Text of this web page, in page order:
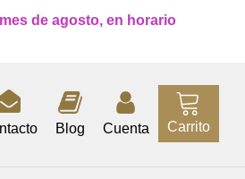
de agosto, en horario
Blog Cuenta Carrito